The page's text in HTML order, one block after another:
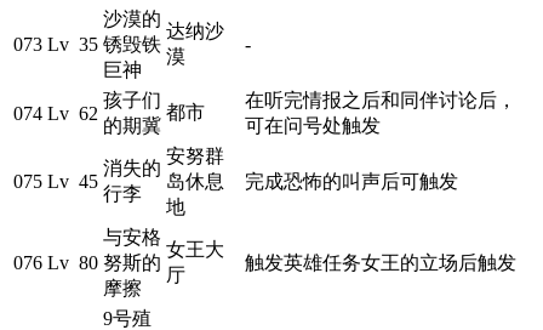
073 Lv 35
沙漠的
锈毁铁
巨神
达纳沙
漠
-
074 Lv 62
孩子们
的期冀
都市
在听完情报之后和同伴讨论后，
可在问号处触发
075 Lv 45
消失的
行李
安努群
岛休息
地
完成恐怖的叫声后可触发
076 Lv 80
与安格
努斯的
摩擦
女王大
厅
触发英雄任务女王的立场后触发
9号殖